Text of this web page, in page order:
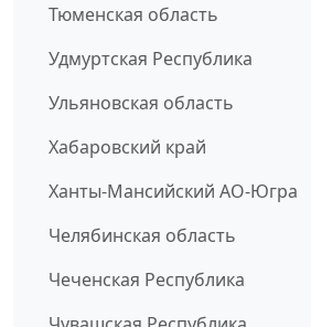
Тюменская область
Удмуртская Республика
Ульяновская область
Хабаровский край
Ханты-Мансийский АО-Югра
Челябинская область
Чеченская Республика